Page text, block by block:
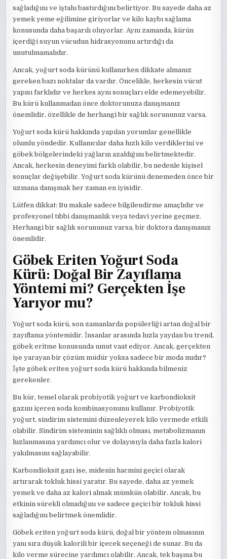
sağladığını ve iştahı bastırdığını belirtiyor. Bu sayede daha az
yemek yeme eğilimine giriyorlar ve kilo kaybı sağlama
konusunda daha başarılı oluyorlar. Aynı zamanda, kürün
içerdiği suyun vücudun hidrasyonunu artırdığı da
unutulmamalıdır.
Ancak, yoğurt soda kürünü kullanırken dikkate almanız
gereken bazı noktalar da vardır. Öncelikle, herkesin vücut
yapısı farklıdır ve herkes aynı sonuçları elde edemeyebilir.
Bu kürü kullanmadan önce doktorunuza danışmanız
önemlidir, özellikle de herhangi bir sağlık sorununuz varsa.
Yoğurt soda kürü hakkında yapılan yorumlar genellikle
olumlu yöndedir. Kullanıcılar daha hızlı kilo verdiklerini ve
göbek bölgelerindeki yağların azaldığını belirtmektedir.
Ancak, herkesin deneyimi farklı olabilir, bu nedenle kişisel
sonuçlar değişebilir. Yoğurt soda kürünü denemeden önce bir
uzmana danışmak her zaman en iyisidir.
Lütfen dikkat: Bu makale sadece bilgilendirme amaçlıdır ve
profesyonel tıbbi danışmanlık veya tedavi yerine geçmez.
Herhangi bir sağlık sorununuz varsa, bir doktora danışmanız
önemlidir.
Göbek Eriten Yoğurt Soda
Kürü: Doğal Bir Zayıflama
Yöntemi mi? Gerçekten İşe
Yarıyor mu?
Yoğurt soda kürü, son zamanlarda popülerliği artan doğal bir
zayıflama yöntemidir. İnsanlar arasında hızla yayılan bu trend,
göbek eritme konusunda umut vaat ediyor. Ancak, gerçekten
işe yarayan bir çözüm müdür yoksa sadece bir moda mıdır?
İşte göbek eriten yoğurt soda kürü hakkında bilmeniz
gerekenler.
Bu kür, temel olarak probiyotik yoğurt ve karbondioksit
gazını içeren soda kombinasyonunu kullanır. Probiyotik
yoğurt, sindirim sistemini düzenleyerek kilo vermede etkili
olabilir. Sindirim sisteminin sağlıklı olması, metabolizmanın
hızlanmasına yardımcı olur ve dolayısıyla daha fazla kalori
yakılmasını sağlayabilir.
Karbondioksit gazı ise, midenin hacmini geçici olarak
artırarak tokluk hissi yaratır. Bu sayede, daha az yemek
yemek ve daha az kalori almak mümkün olabilir. Ancak, bu
etkinin sürekli olmadığını ve sadece geçici bir tokluk hissi
sağladığını belirtmek önemlidir.
Göbek eriten yoğurt soda kürü, doğal bir yöntem olmasının
yanı sıra düşük kalorili bir içecek seçeneği de sunar. Bu da
kilo verme sürecine yardımcı olabilir. Ancak, tek başına bu